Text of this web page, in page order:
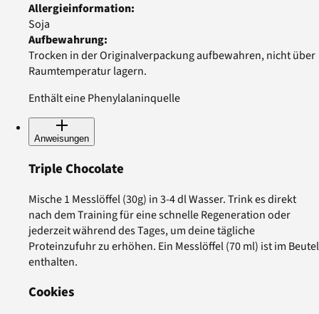
Allergieinformation:
Soja
Aufbewahrung:
Trocken in der Originalverpackung aufbewahren, nicht über
Raumtemperatur lagern.
Enthält eine Phenylalaninquelle
Anweisungen
Triple Chocolate
Mische 1 Messlöffel (30g) in 3-4 dl Wasser. Trink es direkt
nach dem Training für eine schnelle Regeneration oder
jederzeit während des Tages, um deine tägliche
Proteinzufuhr zu erhöhen. Ein Messlöffel (70 ml) ist im Beutel
enthalten.
Cookies